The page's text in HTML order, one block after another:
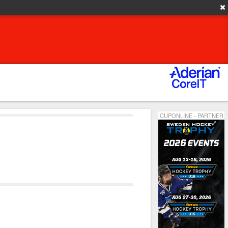
CUPONLINE - PARTNER